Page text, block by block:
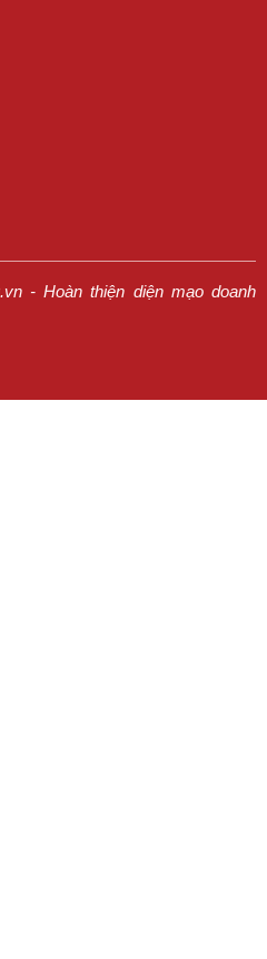
- Hoàn thiện diện mạo doanh